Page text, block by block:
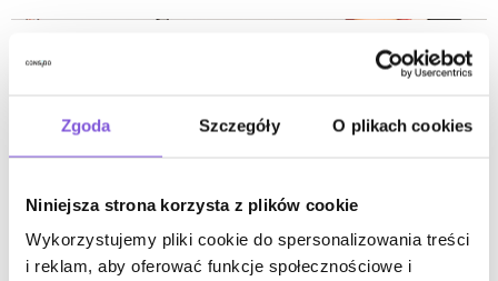
Zgoda Szczegóły O plikach cookies
Niniejsza strona korzysta z plików cookie
Wykorzystujemy pliki cookie do spersonalizowania treści
i reklam, aby oferować funkcje społecznościowe i
Elastyczne
rozwiązania dla
pracowników